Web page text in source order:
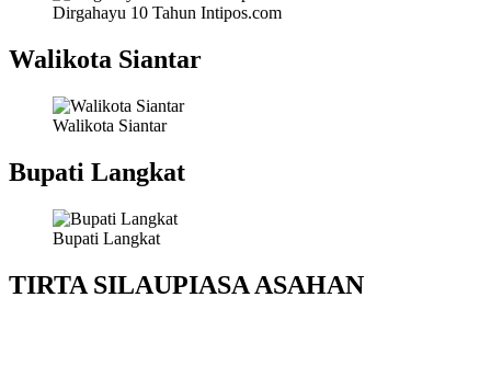
Dirgahayu 10 Tahun Intipos.com
Walikota Siantar
Walikota Siantar
Bupati Langkat
Bupati Langkat
TIRTA SILAUPIASA ASAHAN